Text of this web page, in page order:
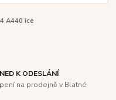
A440 ice
K ODESLÁNÍ
na prodejně v Blatné